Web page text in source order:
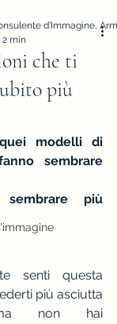
che ti
più
d'Immagine,
2 min
modelli di
sembrare
sembrare più
senti questa
più asciutta
non hai